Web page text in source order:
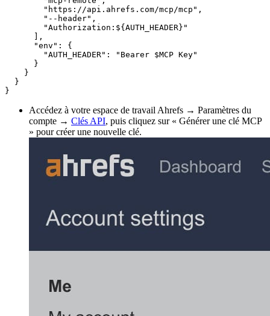
        "https://api.ahrefs.com/mcp/mcp",
        "--header",
        "Authorization:${AUTH_HEADER}"
      ],
      "env": {
        "AUTH_HEADER": "Bearer $MCP Key"
      }
    }
  }
Accédez à votre espace de travail Ahrefs → Paramètres du
compte → Clés API, puis cliquez sur « Générer une clé MCP
» pour créer une nouvelle clé.